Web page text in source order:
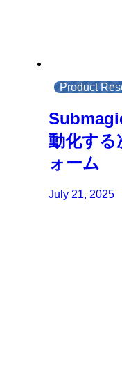
Product
動化する
ォーム
July 21, 2025